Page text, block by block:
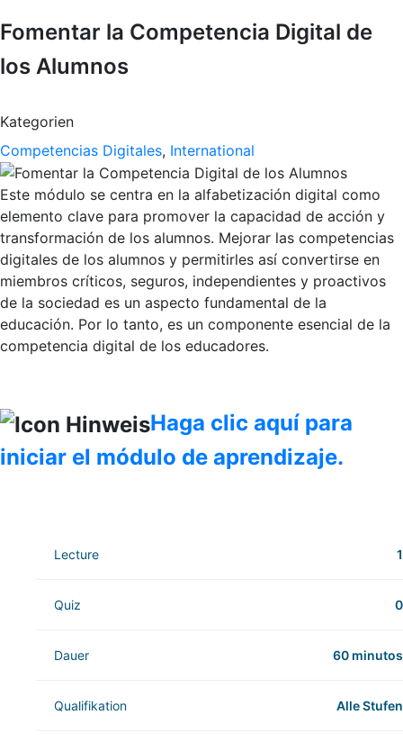
Fomentar la Competencia Digital de
los Alumnos
Kategorien
Competencias Digitales, International
Este módulo se centra en la alfabetización digital como
elemento clave para promover la capacidad de acción y
transformación de los alumnos. Mejorar las competencias
digitales de los alumnos y permitirles así convertirse en
miembros críticos, seguros, independientes y proactivos
de la sociedad es un aspecto fundamental de la
educación. Por lo tanto, es un componente esencial de la
competencia digital de los educadores.
Haga clic aquí para
iniciar el módulo de aprendizaje.
Lecture 1
Quiz 0
Dauer 60 minutos
Qualifikation Alle Stufen